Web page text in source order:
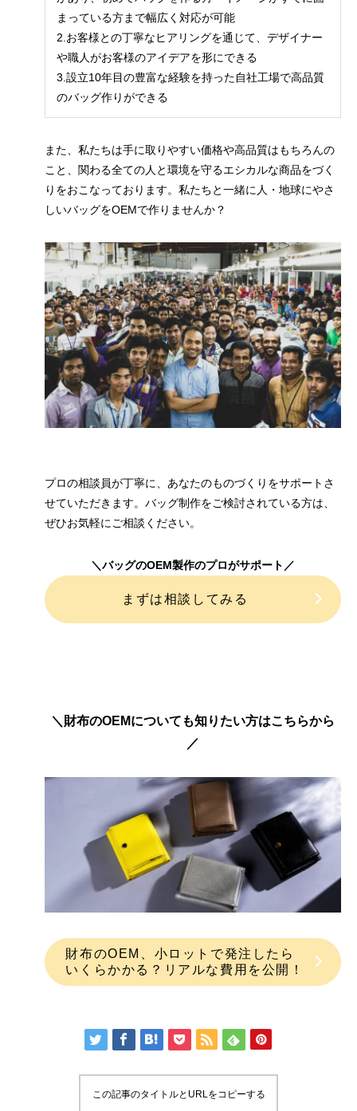
まっている方まで幅広く対応が可能
2.お客様との丁寧なヒアリングを通じて、デザイナー
や職人がお客様のアイデアを形にできる
3.設立10年目の豊富な経験を持った自社工場で高品質
のバッグ作りができる
また、私たちは手に取りやすい価格や高品質はもちろんの
こと、関わる全ての人と環境を守るエシカルな商品をづく
りをおこなっております。私たちと一緒に人・地球にやさ
しいバッグをOEMで作りませんか？
プロの相談員が丁寧に、あなたのものづくりをサポートさ
せていただきます。バッグ制作をご検討されている方は、
ぜひお気軽にご相談ください。
＼バッグのOEM製作のプロがサポート／
まずは相談してみる
＼財布のOEMについても知りたい方はこちらから
／
財布のOEM、小ロットで発注したら
いくらかかる？リアルな費用を公開！
この記事のタイトルとURLをコピーする